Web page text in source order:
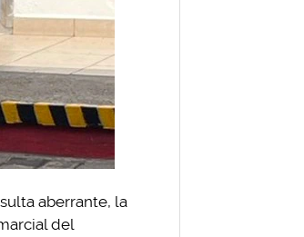
aberrante, la
del